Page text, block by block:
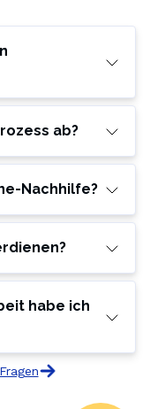
ab?
Nachhilfe?
habe ich